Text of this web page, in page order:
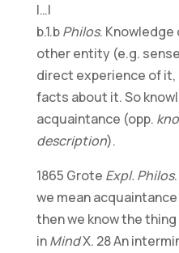
|…|
b.1.bPhilos. Knowledge
other entity (e.g.
direct experience of it,
facts about it. So
acquaintance (opp.
description).
1865 Grote Expl. Philos
we mean
then we know the thing
inMindX. 28 An